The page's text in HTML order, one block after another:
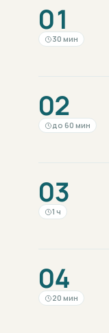
01
30 мин
02
до 60 мин
03
1 ч
04
20 мин